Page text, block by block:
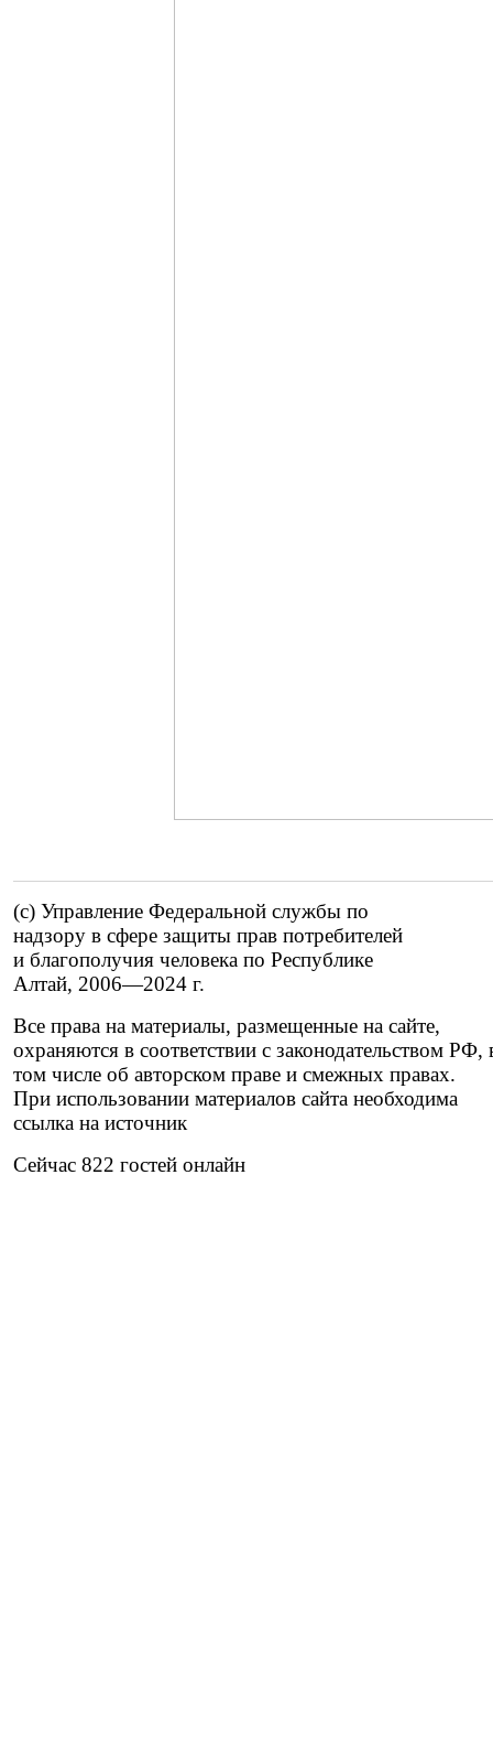
(c) Управление Федеральной службы по
надзору в сфере защиты прав потребителей
и благополучия человека по Республике
Алтай, 2006—2024 г.
Все права на материалы, размещенные на сайте,
охраняются в соответствии с законодательством РФ,
том числе об авторском праве и смежных правах.
При использовании материалов сайта необходима
ссылка на источник
Сейчас 822 гостей онлайн